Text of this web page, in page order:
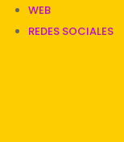
WEB
REDES SOCIALES